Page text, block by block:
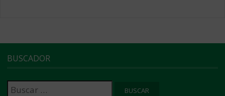
BUSCADOR
Buscar: